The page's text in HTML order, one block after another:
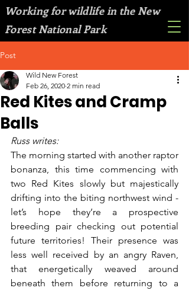
Working for wildlife in the New
Forest National Park
Post
Red Kites and Cramp
Balls
Wild New Forest
Feb 26, 2020 2 min read
Russ writes:
The morning started with another raptor
bonanza, this time commencing with
two Red Kites slowly but majestically
drifting into the biting northwest wind -
let’s hope they’re a prospective
breeding pair checking out potential
future territories! Their presence was
less well received by an angry Raven,
that energetically weaved around
beneath them before returning to a